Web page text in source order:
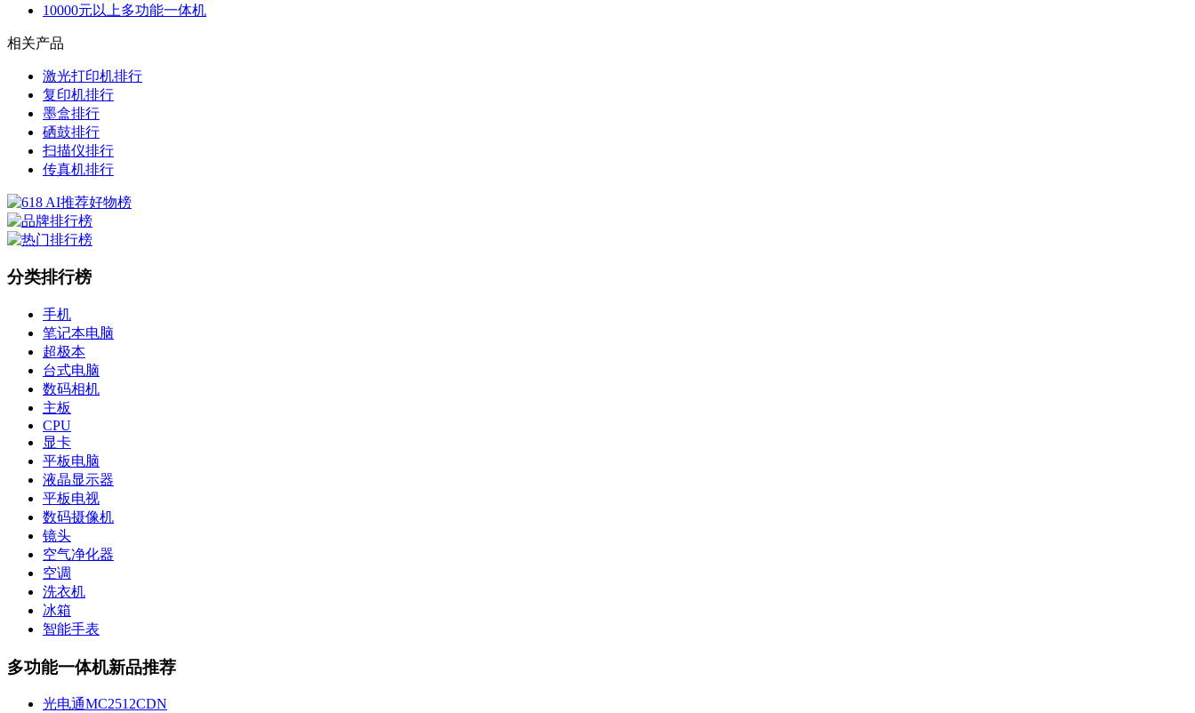
10000元以上多功能一体机
相关产品
激光打印机排行
复印机排行
墨盒排行
硒鼓排行
扫描仪排行
传真机排行
分类排行榜
手机
笔记本电脑
超极本
台式电脑
数码相机
主板
CPU
显卡
平板电脑
液晶显示器
平板电视
数码摄像机
镜头
空气净化器
空调
洗衣机
冰箱
智能手表
多功能一体机新品推荐
光电通MC2512CDN